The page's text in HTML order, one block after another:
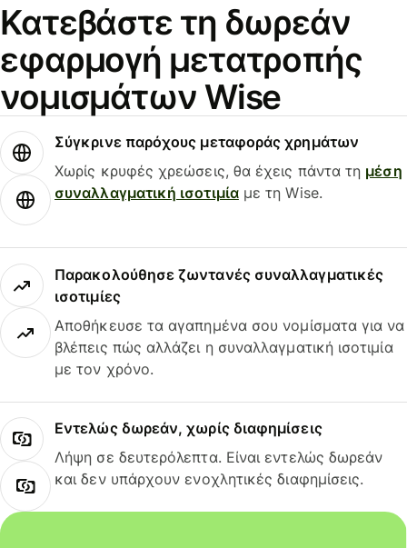
Κατεβάστε τη δωρεάν
εφαρμογή μετατροπής
νομισμάτων Wise
Σύγκρινε παρόχους μεταφοράς χρημάτων
Χωρίς κρυφές χρεώσεις, θα έχεις πάντα τη μέση
συναλλαγματική ισοτιμίαμε τη Wise.
Παρακολούθησε ζωντανές συναλλαγματικές
ισοτιμίες
Αποθήκευσε τα αγαπημένα σου νομίσματα για να
βλέπεις πώς αλλάζει η συναλλαγματική ισοτιμία
με τον χρόνο.
Εντελώς δωρεάν, χωρίς διαφημίσεις
Λήψη σε δευτερόλεπτα. Είναι εντελώς δωρεάν
και δεν υπάρχουν ενοχλητικές διαφημίσεις.